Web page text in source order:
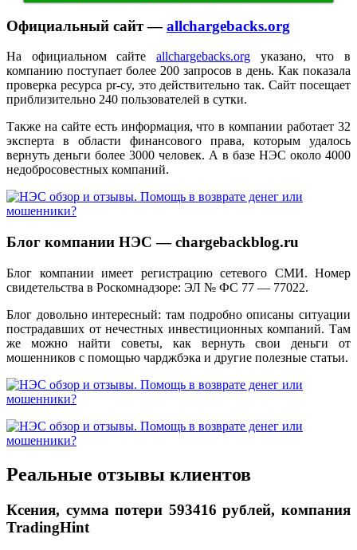
Официальный сайт —allchargebacks.org
На официальном сайте allchargebacks.org указано, что в
компанию поступает более 200 запросов в день. Как показала
проверка ресурса pr-cy, это действительно так. Сайт посещает
приблизительно 240 пользователей в сутки.
Также на сайте есть информация, что в компании работает 32
эксперта в области финансового права, которым удалось
вернуть деньги более 3000 человек. А в базе НЭС около 4000
недобросовестных компаний.
Блог компании НЭС — chargebackblog.ru
Блог компании имеет регистрацию сетевого СМИ. Номер
свидетельства в Роскомнадзоре: ЭЛ № ФС 77 — 77022.
Блог довольно интересный: там подробно описаны ситуации
пострадавших от нечестных инвестиционных компаний. Там
же можно найти советы, как вернуть свои деньги от
мошенников с помощью чарджбэка и другие полезные статьи.
Реальные отзывы клиентов
Ксения, сумма потери 593416 рублей, компания
TradingHint